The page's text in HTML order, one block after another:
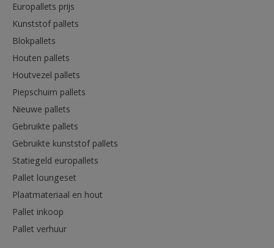
Europallets prijs
Kunststof pallets
Blokpallets
Houten pallets
Houtvezel pallets
Piepschuim pallets
Nieuwe pallets
Gebruikte pallets
Gebruikte kunststof pallets
Statiegeld europallets
Pallet loungeset
Plaatmateriaal en hout
Pallet inkoop
Pallet verhuur